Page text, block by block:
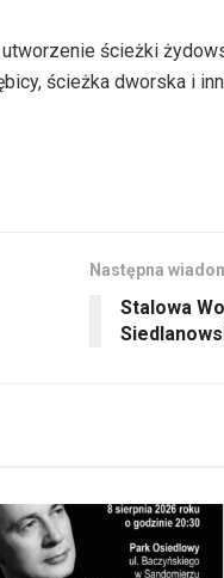
ścieżki
ścieżka dworska i
Następna
Stalowa